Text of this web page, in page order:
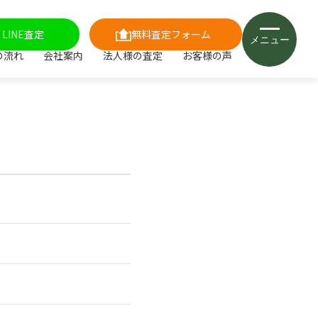
査定
無料査定フォーム
流れ 会社案内 法人様の査定 お客様の声
メニュー